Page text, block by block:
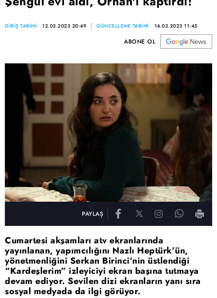
GİRİŞ TARİHİ: 12.03.2023 20:49 GÜNCELLEME TARİHİ: 14.03.2023 11:45
ABONE OL
PAYLAŞ
Cumartesi akşamları atv ekranlarında
yayınlanan, yapımcılığını Nazlı Heptürk’ün,
yönetmenliğini Serkan Birinci’nin üstlendiği
“Kardeşlerim” izleyiciyi ekran başına tutmaya
devam ediyor. Sevilen dizi ekranların yanı sıra
sosyal medyada da ilgi görüyor.